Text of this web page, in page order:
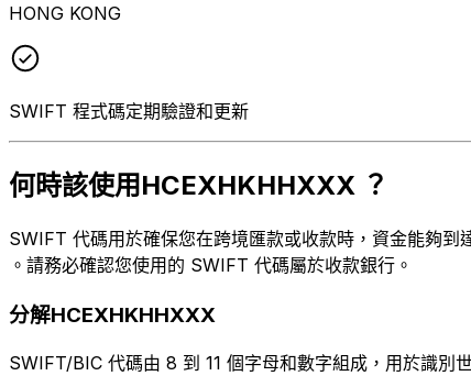
HONG KONG
SWIFT 程式碼定期驗證和更新
何時該使用HCEXHKHHXXX ？
SWIFT 代碼用於確保您在跨境匯款或收款時，資金能夠
。請務必確認您使用的 SWIFT 代碼屬於收款銀行。
分解HCEXHKHHXXX
SWIFT/BIC 代碼由 8 到 11 個字母和數字組成，用於識別